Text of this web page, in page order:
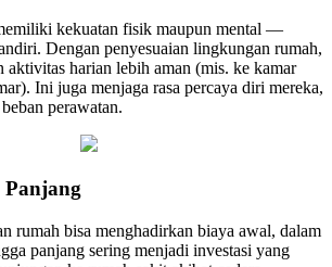
kekuatan fisik maupun mental —
Dengan penyesuaian lingkungan rumah,
aktivitas harian lebih aman (mis. ke kamar
Ini juga menjaga rasa percaya diri mereka,
perawatan.
Panjang
rumah bisa menghadirkan biaya awal, dalam
panjang sering menjadi investasi yang